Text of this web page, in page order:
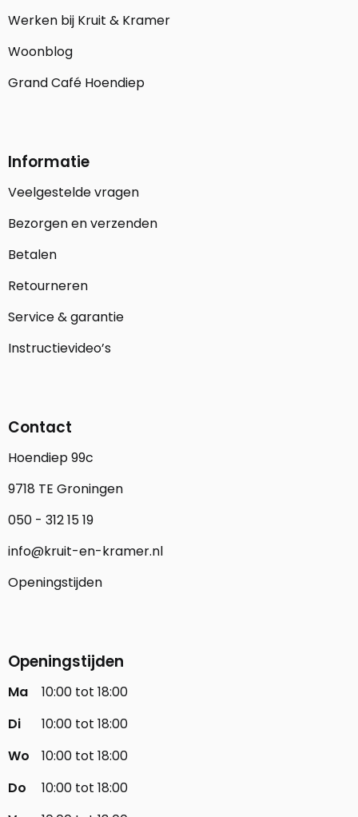
Werken bij Kruit & Kramer
Woonblog
Grand Café Hoendiep
Informatie
Veelgestelde vragen
Bezorgen en verzenden
Betalen
Retourneren
Service & garantie
Instructievideo’s
Contact
Hoendiep 99c
9718 TE Groningen
050 - 312 15 19
info@kruit-en-kramer.nl
Openingstijden
Openingstijden
Ma
10:00 tot 18:00
Di
10:00 tot 18:00
Wo
10:00 tot 18:00
Do
10:00 tot 18:00